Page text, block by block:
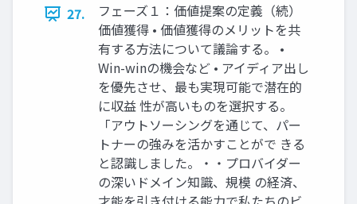
27.
フェーズ１：価値提案の定義（続）
価値獲得 • 価値獲得のメリットを共
有する方法について議論する。 •
Win-winの機会など • アイディア出し
を優先させ、最も実現可能で潜在的
に収益 性が高いものを選択する。
「アウトソーシングを通じて、パー
トナーの強みを活かすことがで きる
と認識しました。・・プロバイダー
の深いドメイン知識、規模 の経済、